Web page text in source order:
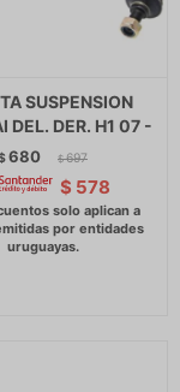
SUSPENSION
DEL. DER. H1 07 -
680 $ 697
$ 578